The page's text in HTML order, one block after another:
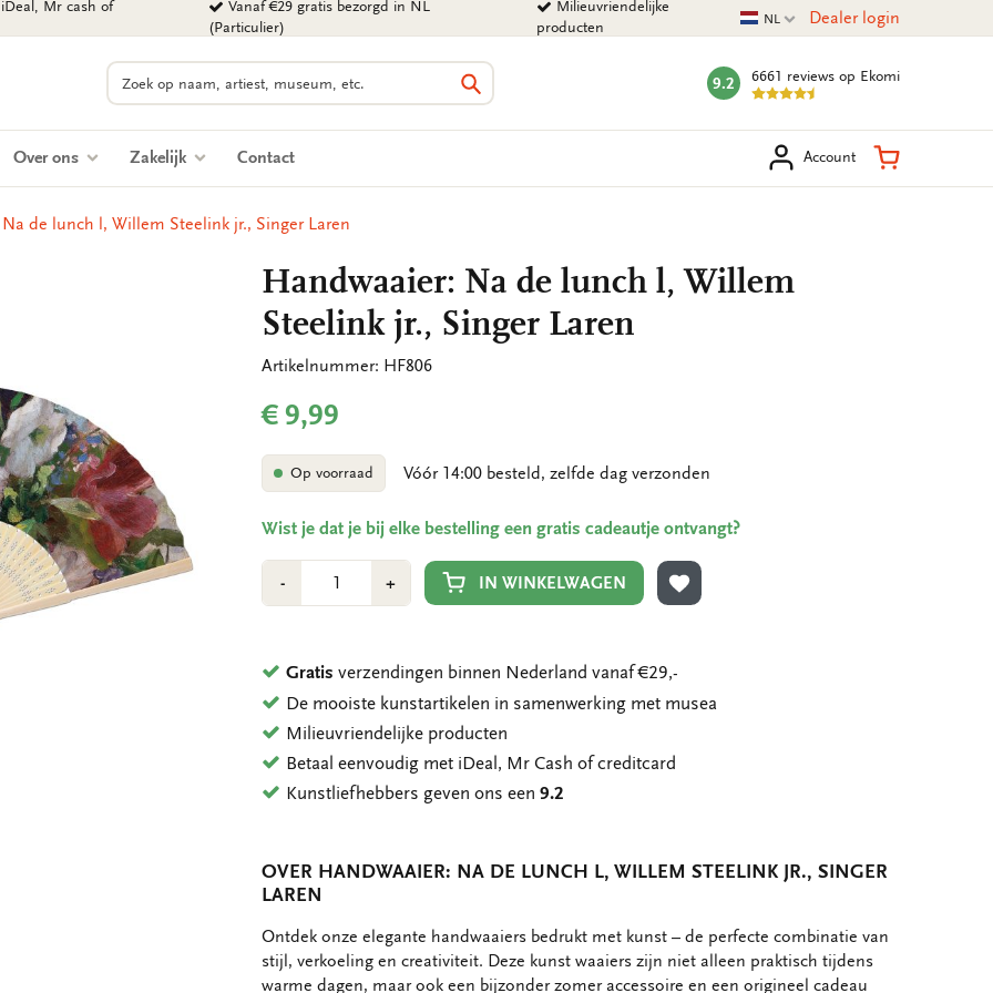
Mr cash of
Vanaf €29 gratis bezorgd in NL
(Particulier)
Milieuvriendelijke
producten
Huidige taal
NL Dealer login
Zoeken
Zoeken
mark:
9.2 6661 reviews op Ekomi
Over ons Zakelijk Contact Account Winkelmand
de lunch l, Willem Steelink jr., Singer Laren
Handwaaier: Na de lunch l, Willem
Steelink jr., Singer Laren
Artikelnummer: HF806
€ 9,99
Op voorraad Vóór 14:00 besteld, zelfde dag verzonden
Wist je dat je bij elke bestelling een gratis cadeautje ontvangt?
-Min
1
+Plus
1
IN WINKELWAGEN
TOEVOEGEN AAN VERLANGLIJST
Gratis verzendingen binnen Nederland vanaf €29,-
De mooiste kunstartikelen in samenwerking met musea
Milieuvriendelijke producten
Betaal eenvoudig met iDeal, Mr Cash of creditcard
Kunstliefhebbers geven ons een9.2
OVER HANDWAAIER: NA DE LUNCH L, WILLEM STEELINK JR., SINGER
LAREN
OMSCHRIJVING
Ontdek onze elegante handwaaiers bedrukt met kunst – de perfecte combinatie van
stijl, verkoeling en creativiteit. Deze kunst waaiers zijn niet alleen praktisch tijdens
warme dagen, maar ook een bijzonder zomer accessoire en een origineel cadeau